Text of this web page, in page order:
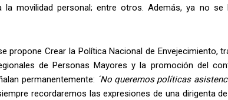
la movilidad personal; entre otros. ​Además, ya no se
propone Crear la Política Nacional de Envejecimiento,
de Personas Mayores y la promoción del
permanentemente: ´No queremos políticas
recordaremos las expresiones de una dirigenta